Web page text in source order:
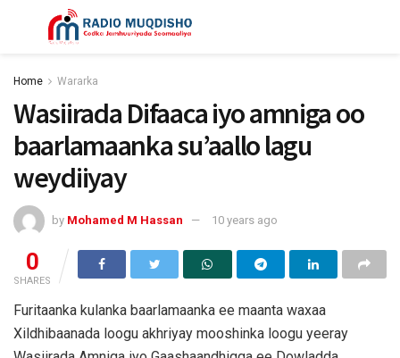
Home Wararka
Wasiirada Difaaca iyo amniga oo
baarlamaanka su’aallo lagu
weydiiyay
by Mohamed M Hassan 10 years ago
0
SHARES
Furitaanka kulanka baarlamaanka ee maanta waxaa
Xildhibaanada loogu akhriyay mooshinka loogu yeeray